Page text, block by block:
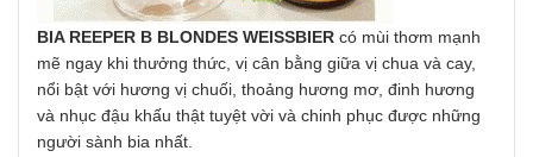
BIA REEPER B BLONDES WEISSBIER có mùi thơm mạnh
mẽ ngay khi thưởng thức, vị cân bằng giữa vị chua và cay,
nổi bật với hương vị chuối, thoảng hương mơ, đinh hương
và nhục đậu khấu thật tuyệt vời và chinh phục được những
người sành bia nhất.